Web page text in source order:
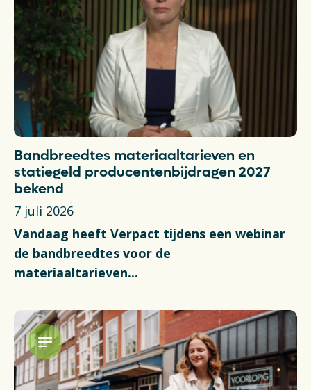
Bandbreedtes materiaaltarieven en
statiegeld producentenbijdragen 2027
bekend
7 juli 2026
Vandaag heeft Verpact tijdens een webinar
de bandbreedtes voor de
materiaaltarieven...